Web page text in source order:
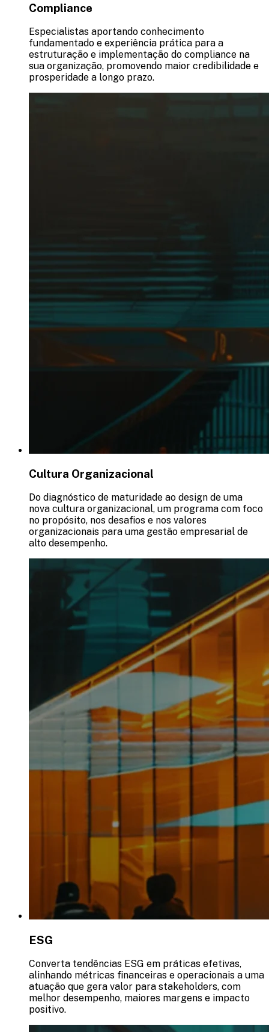
Compliance
Especialistas aportando conhecimento
fundamentado e experiência prática para a
estruturação e implementação do compliance na
sua organização, promovendo maior credibilidade e
prosperidade a longo prazo.
Cultura Organizacional
Do diagnóstico de maturidade ao design de uma
nova cultura organizacional, um programa com foco
no propósito, nos desafios e nos valores
organizacionais para uma gestão empresarial de
alto desempenho.
ESG
Converta tendências ESG em práticas efetivas,
alinhando métricas financeiras e operacionais a uma
atuação que gera valor para stakeholders, com
melhor desempenho, maiores margens e impacto
positivo.